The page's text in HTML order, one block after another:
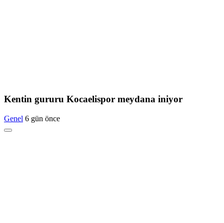
Kentin gururu Kocaelispor meydana iniyor
Genel 6 gün önce